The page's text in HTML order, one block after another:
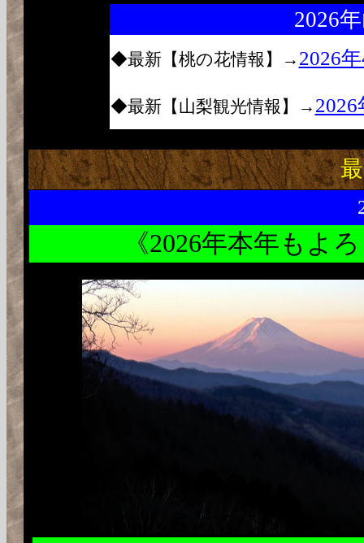
2026
◆最新【桃の花情報】→ 2026
◆最新【山梨観光情報】→
《2026年本年もよ